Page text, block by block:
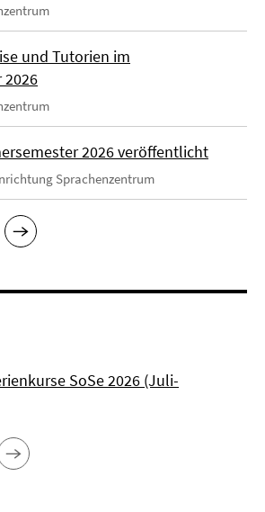
und Tutorien im
2026
2026 veröffentlicht
Sprachenzentrum
SoSe 2026 (Juli-